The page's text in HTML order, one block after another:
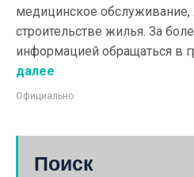
медицинское обслуживание,
строительстве жилья. За
информацией обращаться в
далее
Официально
Поиск